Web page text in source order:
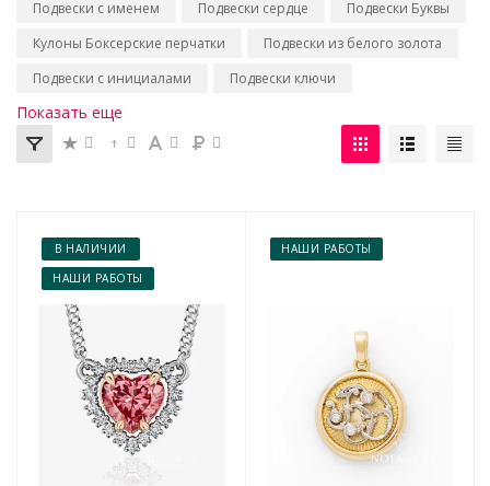
Подвески с именем Подвески сердце
Подвески Буквы
Кулоны Боксерские перчатки
Подвески из белого золота
Подвески с инициалами
Подвески ключи
Показать еще
В НАЛИЧИИ
НАШИ РАБОТЫ
НАШИ РАБОТЫ